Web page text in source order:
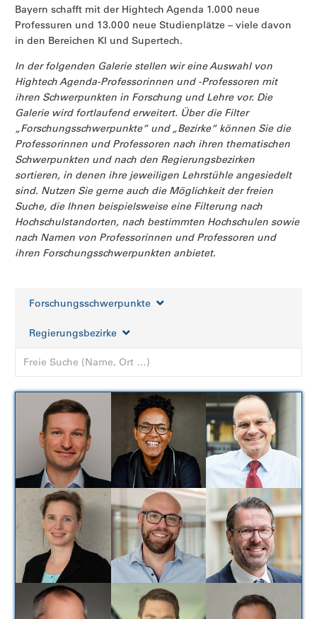
Bayern schafft mit der Hightech Agenda 1.000 neue
Professuren und 13.000 neue Studienplätze – viele davon
in den Bereichen KI und Supertech.
In der folgenden Galerie stellen wir eine Auswahl von
Hightech Agenda-Professorinnen und -Professoren mit
ihren Schwerpunkten in Forschung und Lehre vor. Die
Galerie wird fortlaufend erweitert. Über die Filter
„Forschungsschwerpunkte“ und „Bezirke“ können Sie die
Professorinnen und Professoren nach ihren thematischen
Schwerpunkten und nach den Regierungsbezirken
sortieren, in denen ihre jeweiligen Lehrstühle angesiedelt
sind. Nutzen Sie gerne auch die Möglichkeit der freien
Suche, die Ihnen beispielsweise eine Filterung nach
Hochschulstandorten, nach bestimmten Hochschulen sowie
nach Namen von Professorinnen und Professoren und
ihren Forschungsschwerpunkten anbietet.
Forschungsschwerpunkte
Regierungsbezirke